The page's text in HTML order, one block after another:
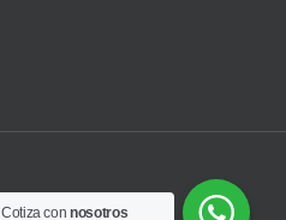
Cotiza connosotros